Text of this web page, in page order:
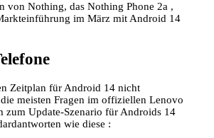
von Nothing, das Nothing Phone 2a ,
im März mit Android 14
Zeitplan für Android 14 nicht
meisten Fragen im offiziellen Lenovo
zum Update-Szenario für Androids 14
wie diese :